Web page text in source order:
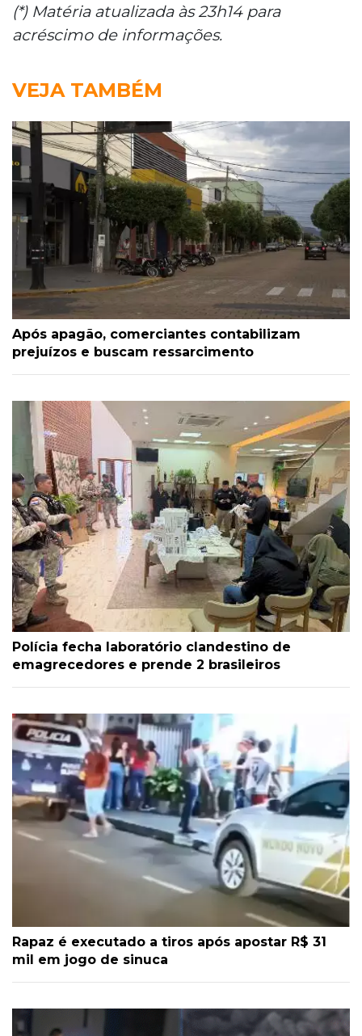
(*) Matéria atualizada às 23h14 para
acréscimo de informações.
VEJA TAMBÉM
Após apagão, comerciantes contabilizam
prejuízos e buscam ressarcimento
Polícia fecha laboratório clandestino de
emagrecedores e prende 2 brasileiros
Rapaz é executado a tiros após apostar R$ 31
mil em jogo de sinuca